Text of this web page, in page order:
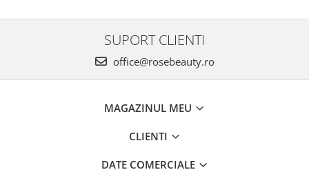
SUPORT CLIENTI
office@rosebeauty.ro
MAGAZINUL MEU
CLIENTI
DATE COMERCIALE